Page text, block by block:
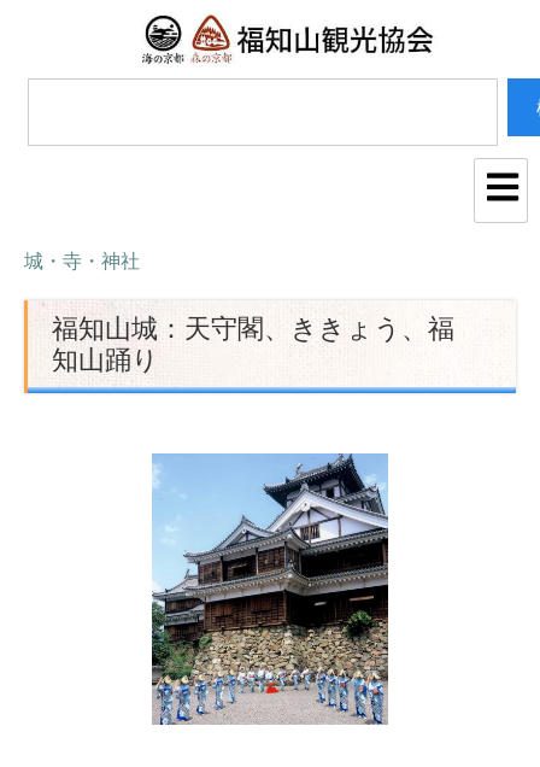
城・寺・神社
福知山城：天守閣、ききょう、福
知山踊り